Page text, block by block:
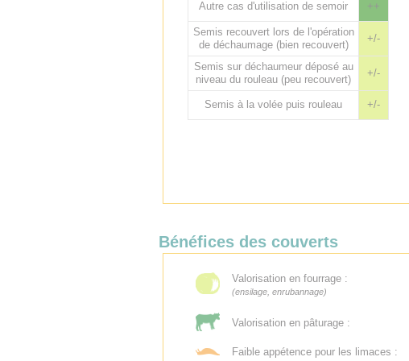
Autre cas d'utilisation de semoir ++
Semis recouvert lors de l'opération
de déchaumage (bien recouvert)
+/-
Semis sur déchaumeur déposé au
niveau du rouleau (peu recouvert)
+/-
Semis à la volée puis rouleau +/-
Bénéfices des couverts
Valorisation en fourrage :
(ensilage, enrubannage)
Valorisation en pâturage :
Faible appétence pour les limaces :